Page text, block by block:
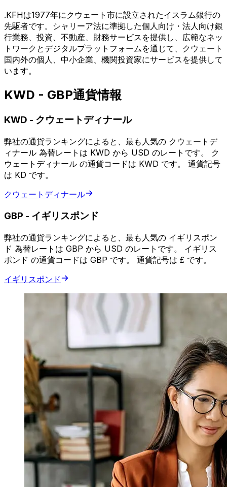
.KFHは1977年にクウェート市に設立されたイスラム銀行の
先駆者です。シャリーア法に準拠した個人向け・法人向け銀
行業務、投資、不動産、財務サービスを提供し、広範なネッ
トワークとデジタルプラットフォームを通じて、クウェート
国内外の個人、中小企業、機関投資家にサービスを提供して
います。
KWD - GBP通貨情報
KWD - クウェートディナール
弊社の通貨ランキングによると、最も人気の クウェートデ
ィナール 為替レートは KWD から USD のレートです。 ク
ウェートディナール の通貨コードは KWD です。 通貨記号
は KD です。
クウェートディナール
GBP - イギリスポンド
弊社の通貨ランキングによると、最も人気の イギリスポン
ド 為替レートは GBP から USD のレートです。 イギリス
ポンド の通貨コードは GBP です。 通貨記号は £ です。
イギリスポンド